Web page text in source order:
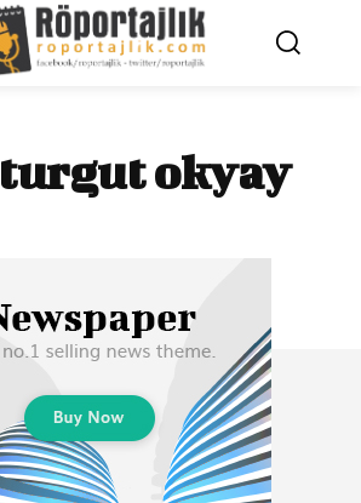
turgut okyay